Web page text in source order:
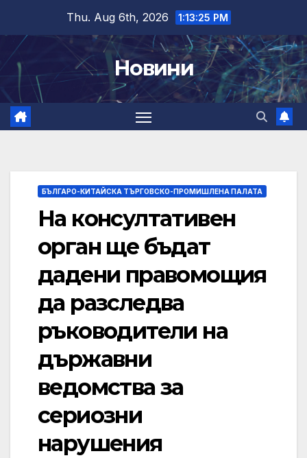
content
Thu. Aug 6th, 2026 1:13:26 PM
Новини
БЪЛГАРО-КИТАЙСКА ТЪРГОВСКО-ПРОМИШЛЕНА ПАЛАТА
На консултативен
орган ще бъдат
дадени правомощия
да разследва
ръководители на
държавни
ведомства за
сериозни
нарушения